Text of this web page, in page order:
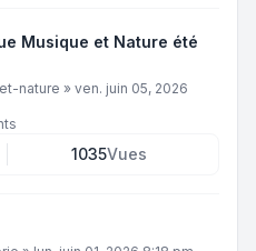
Musique et Nature été
nature » ven. juin 05, 2026
1035Vues